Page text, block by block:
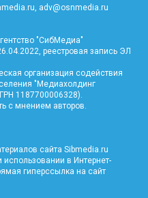
adv@osnmedia.ru
"СибМедиа"
реестровая запись ЭЛ
организация содействия
"Медиахолдинг
1187700006328).
с мнением авторов.
сайта Sibmedia.ru
использовании в Интернет-
гиперссылка на сайт